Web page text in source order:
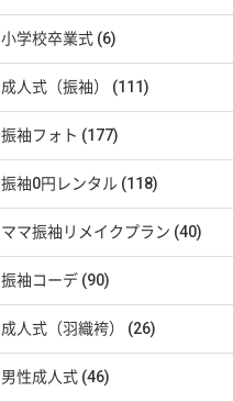
小学校卒業式 (6)
成人式（振袖） (111)
振袖フォト (177)
振袖0円レンタル (118)
ママ振袖リメイクプラン (40)
振袖コーデ (90)
成人式（羽織袴） (26)
男性成人式 (46)